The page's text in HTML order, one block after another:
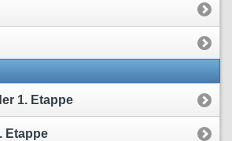
1. Etappe
Etappe